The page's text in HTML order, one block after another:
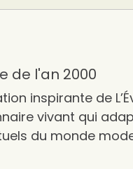
de l'an 2000
inspirante de
vivant qui
du monde